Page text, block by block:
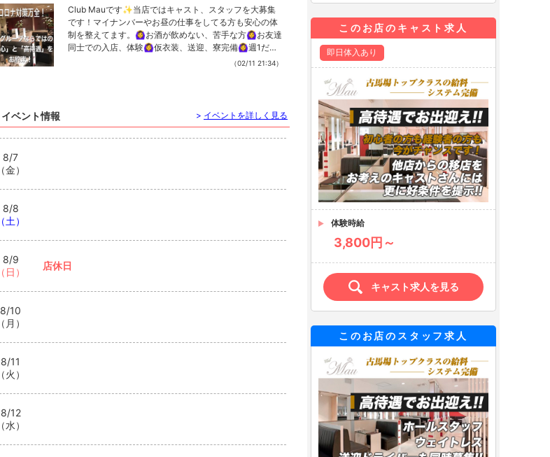
金ノンアルのドリンクもご用意します💕ボトル、別料金
のノンアルドリンクに関して詳しいことはご来店の際ボ
ーイにお問い合わせください👌延長は30分 4,400yen
50分 7,500yenがございます👍ご来店の際には
お好きな方をお選びくださいませ💕指名料は本指名、場
みとさせていただきます。税 10% サービス料 15%とな
っております。HP▶️https://club-mau.site@clua.mauCl
ub Mau 19:30〜1:00定休日 日曜#香川 #高松 #キャバ
Club Mauです✨当店ではキャスト、スタッフを大募集
です！マイナンバーやお昼の仕事をしてる方も安心の体
制を整えてます。🙆‍♀️お酒が飲めない、苦手な方🙆‍♀️お友達
同士での入店、体験🙆‍♀仮衣装、送迎、寮完備🙆‍♀️週1だ
け、週末だけ、シフト融通効きますまずはお気軽にご連
広瀬このアカウントのDMからでもOK💌@club.mauHP
▶️https://club-mau.site#香川 #高松 #キャバクラ #高松
飲み屋#キャバ嬢 #香川キャバクラ #古馬場#香川県で1
（02/11 21:34）
イベント情報 > イベントを詳しく見る
8/7
（金）
8/8
（土）
8/9
（日）
店休日
8/10
（月）
8/11
（火）
8/12
（水）
このお店のキャスト求人
即日体入あり
体験時給
3,800円～
キャスト求人を見る
このお店のスタッフ求人